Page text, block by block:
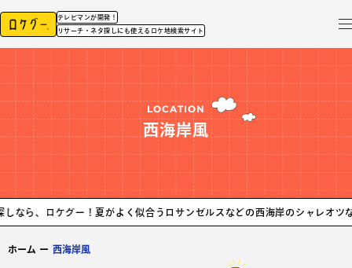
テレビマンが開発！
リサーチ・ネタ探しにも使えるロケ地検索サイト
LOCATION
西海岸風
グー！ 夏がよく似合うロサンゼルスなどの西海岸のシャレオツなロケ地紹介
ホーム ー 西海岸風